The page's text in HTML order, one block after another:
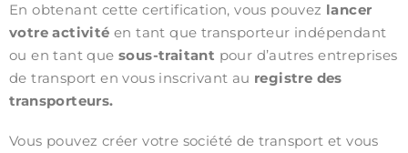
En obtenant cette certification, vous pouvez lancer
votre activité en tant que transporteur indépendant
ou en tant quesous-traitant pour d’autres entreprises
de transport en vous inscrivant au registre des
transporteurs.
Vous pouvez créer votre société de transport et vous